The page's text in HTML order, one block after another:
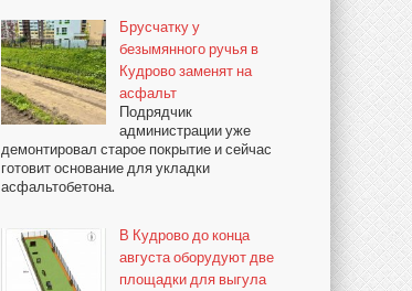
Брусчатку у
безымянного ручья в
Кудрово заменят на
асфальт
Подрядчик
администрации уже
демонтировал старое покрытие и сейчас
готовит основание для укладки
асфальтобетона.
В Кудрово до конца
августа оборудуют две
площадки для выгула